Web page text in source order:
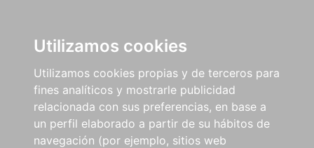
Utilizamos cookies
Utilizamos cookies propias y de terceros para
fines analíticos y mostrarle publicidad
relacionada con sus preferencias, en base a
un perfil elaborado a partir de su hábitos de
navegación (por ejemplo, sitios web